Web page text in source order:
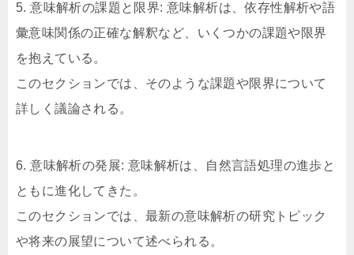
5. 意味解析の課題と限界: 意味解析は、依存性解析や語
彙意味関係の正確な解釈など、いくつかの課題や限界
を抱えている。
このセクションでは、そのような課題や限界について
詳しく議論される。
6. 意味解析の発展: 意味解析は、自然言語処理の進歩と
ともに進化してきた。
このセクションでは、最新の意味解析の研究トピック
や将来の展望について述べられる。